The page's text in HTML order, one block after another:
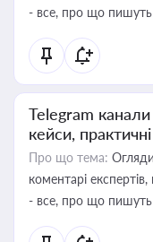
- все, про що пишуть
Telegram
кейси,
Про що тема:
коментарі
- все, про що пишуть